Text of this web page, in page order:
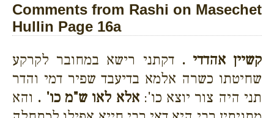
Comments from Rashi on Masechet
Hullin Page 16a
קשיין אהדדי . דקתני רישא במחובר לקרקע
שחיטתו כשרה אלמא בדיעבד שפיר דמי והדר
תני היה צור יוצא כו':אלא לאו ש"מ כו' . והא